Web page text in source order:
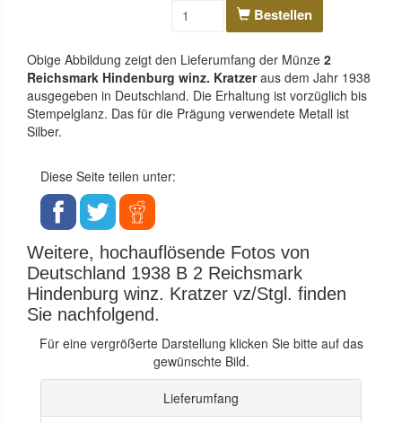
Bestellen
Obige Abbildung zeigt den Lieferumfang der Münze 2
Reichsmark Hindenburg winz. Kratzeraus dem Jahr 1938
ausgegeben in Deutschland. Die Erhaltung ist vorzüglich bis
Stempelglanz. Das für die Prägung verwendete Metall ist
Silber.
Diese Seite teilen unter:
Weitere, hochauflösende Fotos von
Deutschland 1938 B 2 Reichsmark
Hindenburg winz. Kratzer vz/Stgl. finden
Sie nachfolgend.
Für eine vergrößerte Darstellung klicken Sie bitte auf das
gewünschte Bild.
Lieferumfang